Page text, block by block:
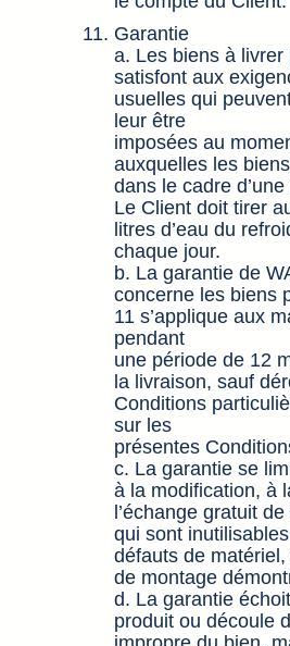
Garantie
a. Les biens à livrer
satisfont aux
usuelles qui
leur être
imposées au
auxquelles les
dans le cadre
Le Client doit tirer
litres d’eau du
chaque jour.
b. La garantie de
concerne les biens
11 s’applique aux
pendant
une période de 12
la livraison, sauf
Conditions
sur les
présentes
c. La garantie se
à la modification, à
l’échange gratuit
qui sont
défauts de
de montage
d. La garantie
produit ou découle